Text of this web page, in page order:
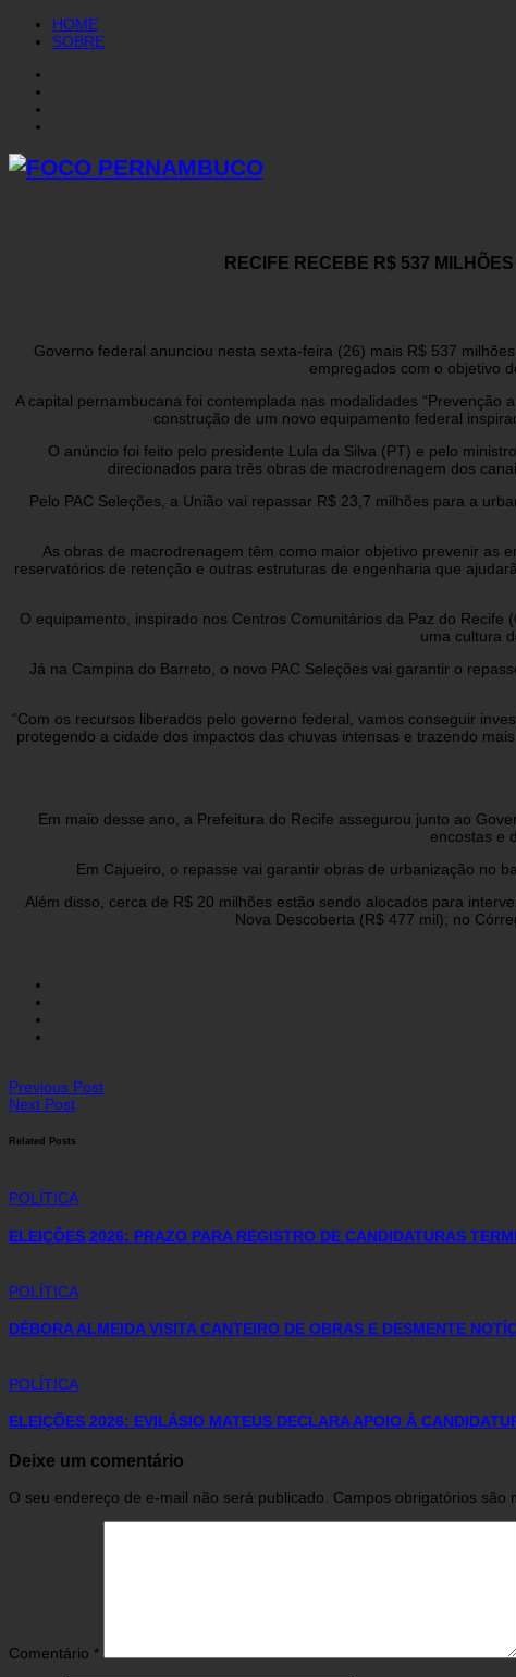
HOME
SOBRE
RECIFE RECEBE R$ 537
Governo federal anunciou nesta sexta-feira (26) mais R$ 537
empregados com o objetivo
A capital pernambucana foi contemplada nas modalidades “Prevenção
construção de um novo equipamento federal
O anúncio foi feito pelo presidente Lula da Silva (PT) e pelo
direcionados para três obras de macrodrenagem dos
Pelo PAC Seleções, a União vai repassar R$ 23,7 milhões para a
As obras de macrodrenagem têm como maior objetivo prevenir as
reservatórios de retenção e outras estruturas de engenharia que
O equipamento, inspirado nos Centros Comunitários da Paz do
uma cultura
Já na Campina do Barreto, o novo PAC Seleções vai garantir o
“Com os recursos liberados pelo governo federal, vamos conseguir
protegendo a cidade dos impactos das chuvas intensas e trazendo
Em maio desse ano, a Prefeitura do Recife assegurou junto ao
encostas e
Em Cajueiro, o repasse vai garantir obras de urbanização no
Além disso, cerca de R$ 20 milhões estão sendo alocados para
Nova Descoberta (R$ 477 mil); no
Previous Post
Next Post
Related Posts
POLÍTICA
ELEIÇÕES 2026: PRAZO PARA REGISTRO DE CANDIDATURAS
POLÍTICA
DÉBORA ALMEIDA VISITA CANTEIRO DE OBRAS E DESMENTE
POLÍTICA
ELEIÇÕES 2026: EVILÁSIO MATEUS DECLARA APOIO À
Deixe um comentário
O seu endereço de e-mail não será publicado. Campos obrigatórios são
Comentário *